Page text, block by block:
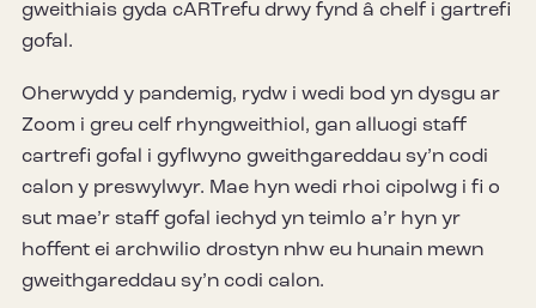
gweithiais gyda cARTrefu drwy fynd â chelf i gartrefi
gofal.
Oherwydd y pandemig, rydw i wedi bod yn dysgu ar
Zoom i greu celf rhyngweithiol, gan alluogi staff
cartrefi gofal i gyflwyno gweithgareddau sy’n codi
calon y preswylwyr. Mae hyn wedi rhoi cipolwg i fi o
sut mae’r staff gofal iechyd yn teimlo a’r hyn yr
hoffent ei archwilio drostyn nhw eu hunain mewn
gweithgareddau sy’n codi calon.